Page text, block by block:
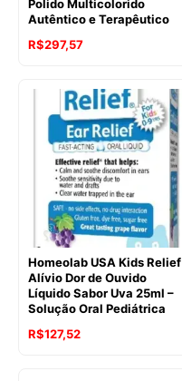
Polido Multicolorido
Autêntico e Terapêutico
R$297,57
Homeolab USA Kids Relief
Alívio Dor de Ouvido
Líquido Sabor Uva 25ml –
Solução Oral Pediátrica
O
R$127,52O